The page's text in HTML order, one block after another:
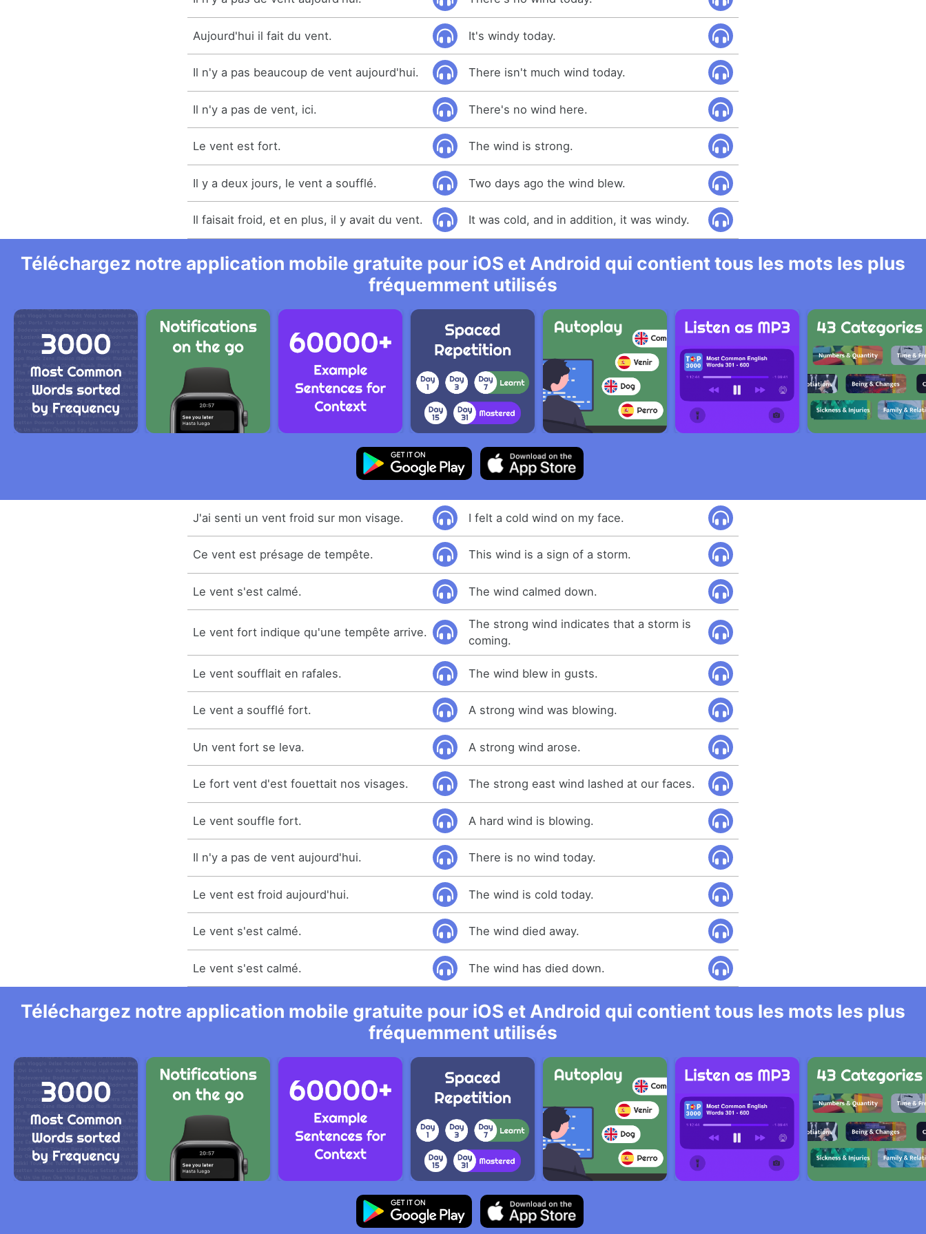
Aujourd'hui il fait du vent. It's windy today.
Il n'y a pas beaucoup de vent aujourd'hui. There isn't much wind today.
Il n'y a pas de vent, ici. There's no wind here.
Le vent est fort. The wind is strong.
Il y a deux jours, le vent a soufflé. Two days ago the wind blew.
Il faisait froid, et en plus, il y avait du vent. It was cold, and in addition, it was windy.
Téléchargez notre application mobile gratuite pour iOS et Android qui contient tous les mots les plus
fréquemment utilisés
J'ai senti un vent froid sur mon visage. I felt a cold wind on my face.
Ce vent est présage de tempête. This wind is a sign of a storm.
Le vent s'est calmé. The wind calmed down.
Le vent fort indique qu'une tempête arrive.
The strong wind indicates that a storm is
coming.
Le vent soufflait en rafales. The wind blew in gusts.
Le vent a soufflé fort. A strong wind was blowing.
Un vent fort se leva. A strong wind arose.
Le fort vent d'est fouettait nos visages. The strong east wind lashed at our faces.
Le vent souffle fort. A hard wind is blowing.
Il n'y a pas de vent aujourd'hui. There is no wind today.
Le vent est froid aujourd'hui. The wind is cold today.
Le vent s'est calmé. The wind died away.
Le vent s'est calmé. The wind has died down.
Téléchargez notre application mobile gratuite pour iOS et Android qui contient tous les mots les plus
fréquemment utilisés